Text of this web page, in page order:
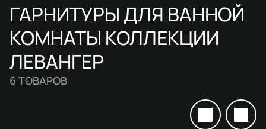
ГАРНИТУРЫ ДЛЯ ВАННОЙ
КОМНАТЫ КОЛЛЕКЦИИ
ЛЕВАНГЕР
6 ТОВАРОВ